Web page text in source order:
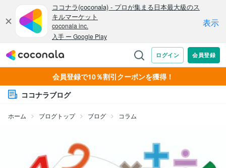
会員登録で10％割引クーポンを獲得！
ココナラブログ
ホーム ブログトップ ブログ コラム